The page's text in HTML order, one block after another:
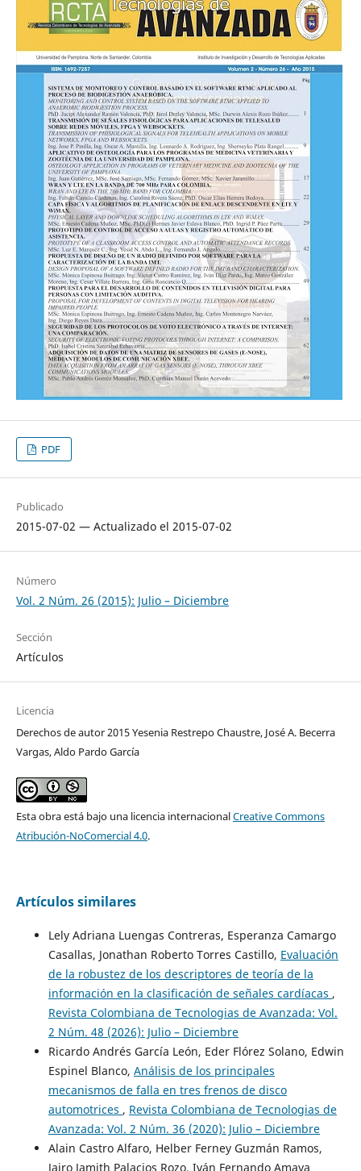
PDF
Publicado
2015-07-02 — Actualizado el 2015-07-02
Número
Vol. 2 Núm. 26 (2015): Julio – Diciembre
Sección
Artículos
Licencia
Derechos de autor 2015 Yesenia Restrepo Chaustre, José A. Becerra
Vargas, Aldo Pardo García
Esta obra está bajo una licencia internacionalCreative Commons
Atribución-NoComercial 4.0.
Artículos similares
Lely Adriana Luengas Contreras, Esperanza Camargo
Casallas, Jonathan Roberto Torres Castillo, Evaluación
de la robustez de los descriptores de teoría de la
información en la clasificación de señales cardíacas ,
Revista Colombiana de Tecnologias de Avanzada: Vol.
2 Núm. 48 (2026): Julio – Diciembre
Ricardo Andrés García León, Eder Flórez Solano, Edwin
Espinel Blanco, Análisis de los principales
mecanismos de falla en tres frenos de disco
automotrices , Revista Colombiana de Tecnologias de
Avanzada: Vol. 2 Núm. 36 (2020): Julio – Diciembre
Alain Castro Alfaro, Helber Ferney Guzmán Ramos,
Jairo Jamith Palacios Rozo, Iván Fernando Amaya